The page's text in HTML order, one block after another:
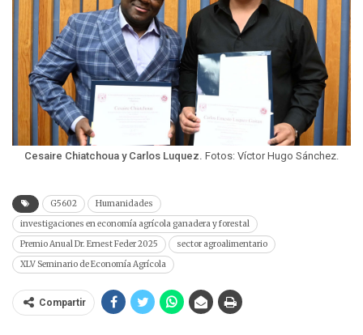
Cesaire Chiatchoua y Carlos Luquez. Fotos: Víctor Hugo Sánchez.
G5602
Humanidades
investigaciones en economía agrícola ganadera y forestal
Premio Anual Dr. Ernest Feder 2025
sector agroalimentario
XLV Seminario de Economía Agrícola
Compartir